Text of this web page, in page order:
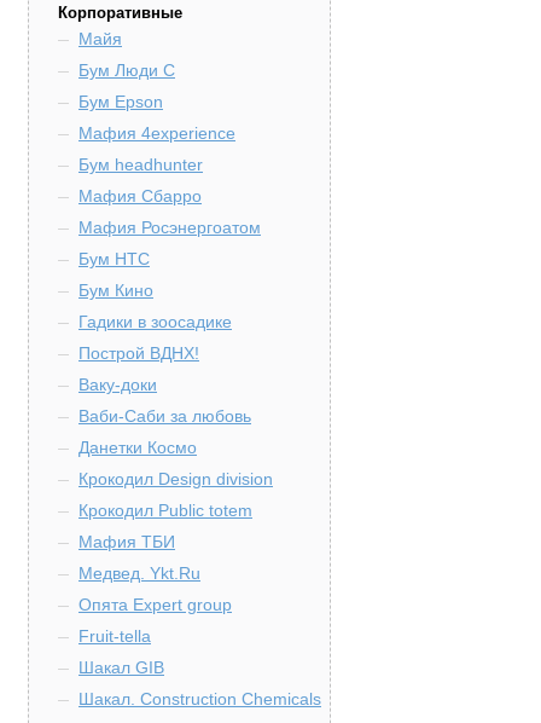
Корпоративные
Майя
Бум Люди С
Бум Epson
Мафия 4experience
Бум headhunter
Мафия Сбарро
Мафия Росэнергоатом
Бум HTC
Бум Кино
Гадики в зоосадике
Построй ВДНХ!
Ваку-доки
Ваби-Саби за любовь
Данетки Космо
Крокодил Design division
Крокодил Public totem
Мафия ТБИ
Медвед. Ykt.Ru
Опята Expert group
Fruit-tella
Шакал GIB
Шакал. Construction Chemicals